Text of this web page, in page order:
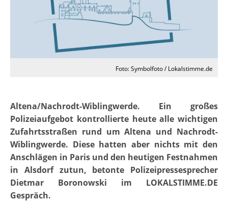
Foto: Symbolfoto / Lokalstimme.de
Altena/Nachrodt-Wiblingwerde. Ein großes
Polizeiaufgebot kontrollierte heute alle wichtigen
Zufahrtsstraßen rund um Altena und Nachrodt-
Wiblingwerde. Diese hatten aber nichts mit den
Anschlägen in Paris und den heutigen Festnahmen
in Alsdorf zutun, betonte Polizeipressesprecher
Dietmar Boronowski im LOKALSTIMME.DE
Gespräch.